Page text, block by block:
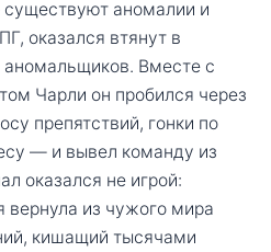
аномалии и
оказался втянут в
Вместе с
Чарли он пробился через
препятствий, гонки по
— и вывел команду из
оказался не игрой:
из чужого мира
кишащий тысячами